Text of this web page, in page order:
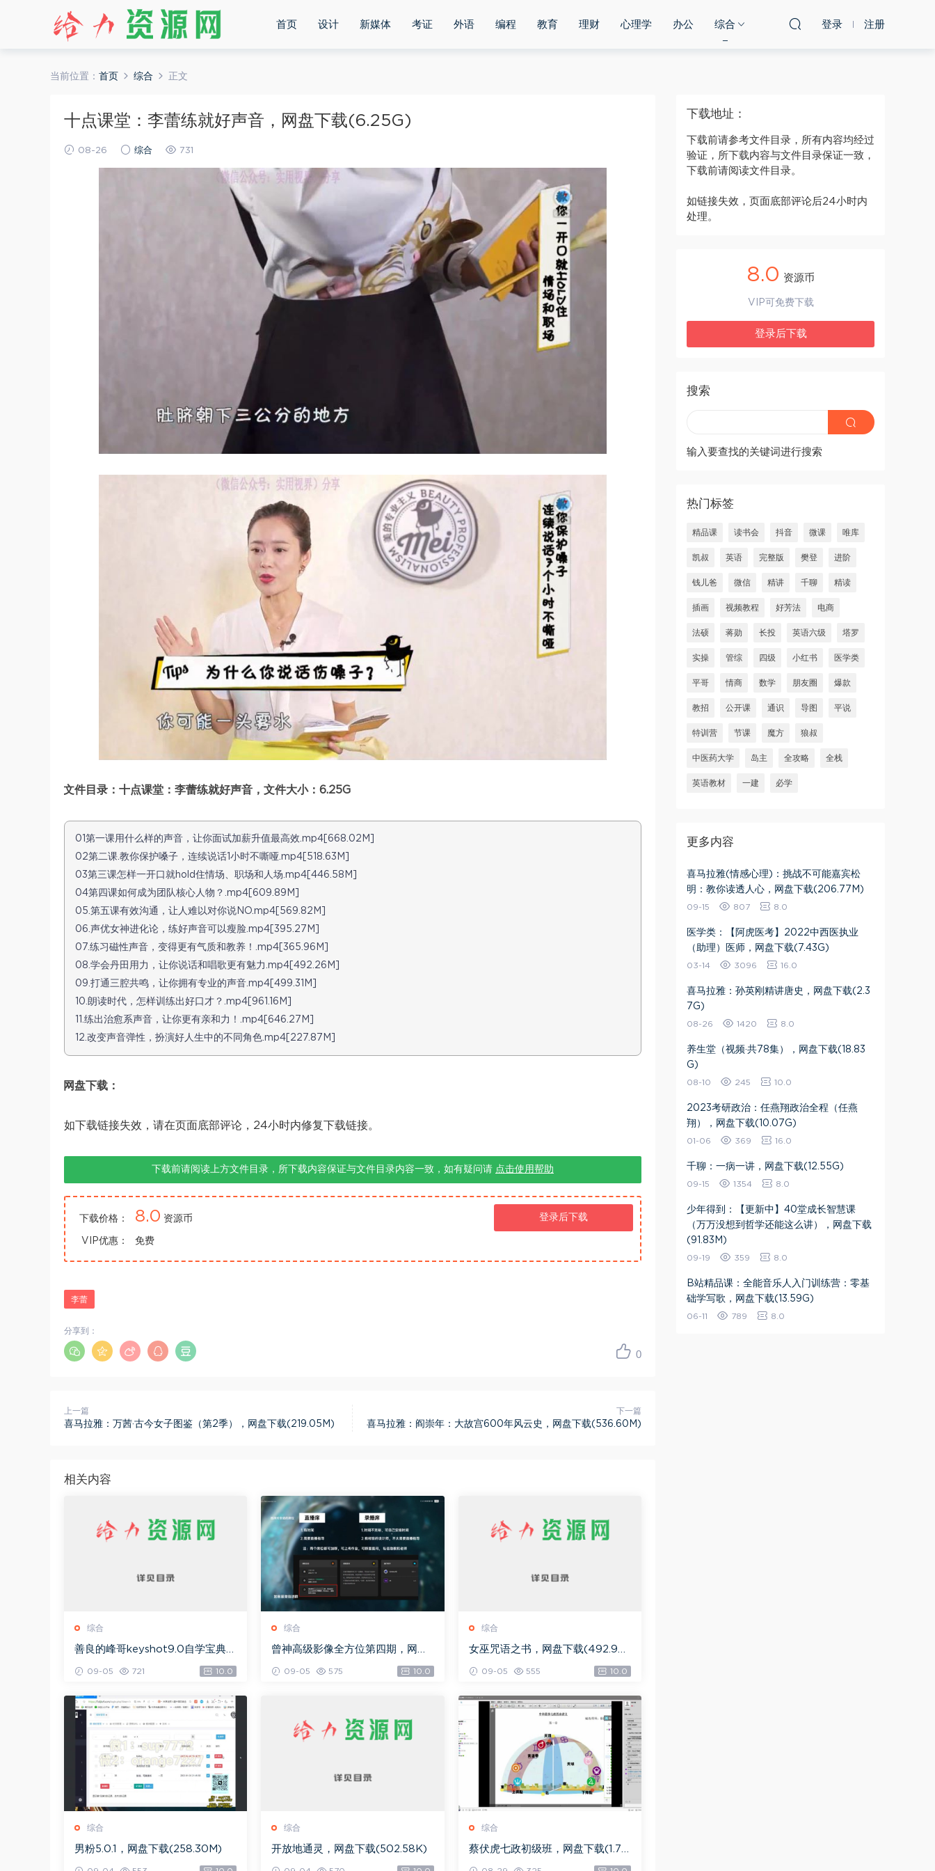
首页 设计 新媒体 考证 外语 编程 教育 理财 心理学 办公 综合 登录 注册
当前位置： 首页 综合 正文
十点课堂：李蕾练就好声音，网盘下载(6.25G)
08-26 综合 731
文件目录：十点课堂：李蕾练就好声音，文件大小：6.25G
01第一课用什么样的声音，让你面试加薪升值最高效.mp4[668.02M]
02第二课.教你保护嗓子，连续说话1小时不嘶哑.mp4[518.63M]
03第三课怎样一开口就hold住情场、职场和人场.mp4[446.58M]
04第四课如何成为团队核心人物？.mp4[609.89M]
05.第五课有效沟通，让人难以对你说NO.mp4[569.82M]
06.声优女神进化论，练好声音可以瘦脸.mp4[395.27M]
07.练习磁性声音，变得更有气质和教养！.mp4[365.96M]
08.学会丹田用力，让你说话和唱歌更有魅力.mp4[492.26M]
09.打通三腔共鸣，让你拥有专业的声音.mp4[499.31M]
10.朗读时代，怎样训练出好口才？.mp4[961.16M]
11.练出治愈系声音，让你更有亲和力！.mp4[646.27M]
12.改变声音弹性，扮演好人生中的不同角色.mp4[227.87M]
网盘下载：
如下载链接失效，请在页面底部评论，24小时内修复下载链接。
下载前请阅读上方文件目录，所下载内容保证与文件目录内容一致，如有疑问请 点击使用帮助
下载价格： 8.0 资源币
VIP优惠： 免费
登录后下载
李蕾
0
分享到：
上一篇
喜马拉雅：万茜·古今女子图鉴（第2季），网盘下载(219.05M)
下一篇
喜马拉雅：阎崇年：大故宫600年风云史，网盘下载(536.60M)
相关内容
综合
善良的峰哥keyshot9.0自学宝典，
09-05 721 10.0
综合
曾神高级影像全方位第四期，网盘
09-05 575 10.0
综合
女巫咒语之书，网盘下载(492.99
09-05 555 10.0
综合
男粉5.0.1，网盘下载(258.30M)
综合
开放地通灵，网盘下载(502.58K)
综合
蔡伏虎七政初级班，网盘下载(1.79
下载地址：
下载前请参考文件目录，所有内容均经过
验证，所下载内容与文件目录保证一致，
下载前请阅读文件目录。
如链接失效，页面底部评论后24小时内
处理。
8.0 资源币
VIP可免费下载
登录后下载
搜索
输入要查找的关键词进行搜索
热门标签
精品课 读书会 抖音 微课 唯库
凯叔 英语 完整版 樊登 进阶
钱儿爸 微信 精讲 千聊 精读
插画 视频教程 好芳法 电商
法硕 蒋勋 长投 英语六级 塔罗
实操 管综 四级 小红书 医学类
平哥 情商 数学 朋友圈 爆款
教招 公开课 通识 导图 平说
特训营 节课 魔方 狼叔
中医药大学 岛主 全攻略 全栈
英语教材 一建 必学
更多内容
喜马拉雅(情感心理)：挑战不可能嘉宾松
明：教你读透人心，网盘下载(206.77M)
09-15 807 8.0
医学类：【阿虎医考】2022中西医执业
（助理）医师，网盘下载(7.43G)
03-14 3096 16.0
喜马拉雅：孙英刚精讲唐史，网盘下载(2.3
7G)
08-26 1420 8.0
养生堂（视频·共78集），网盘下载(18.83
G)
08-10 245 10.0
2023考研政治：任燕翔政治全程（任燕
翔），网盘下载(10.07G)
01-06 369 16.0
千聊：一病一讲，网盘下载(12.55G)
09-15 1354 8.0
少年得到：【更新中】40堂成长智慧课
（万万没想到哲学还能这么讲），网盘下载
(91.83M)
09-19 359 8.0
B站精品课：全能音乐人入门训练营：零基
础学写歌，网盘下载(13.59G)
06-11 789 8.0